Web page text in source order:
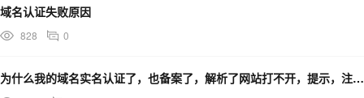
域名认证失败原因
828 0
为什么我的域名实名认证了，也备案了，解析了网站打不开，提示，注册局设置暂停解析(serverHold